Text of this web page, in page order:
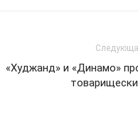
«Худжанд» и «Динамо»